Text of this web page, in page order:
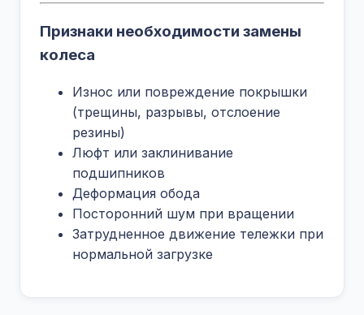
Признаки необходимости замены
колеса
Износ или повреждение покрышки
(трещины, разрывы, отслоение
резины)
Люфт или заклинивание
подшипников
Деформация обода
Посторонний шум при вращении
Затрудненное движение тележки при
нормальной загрузке